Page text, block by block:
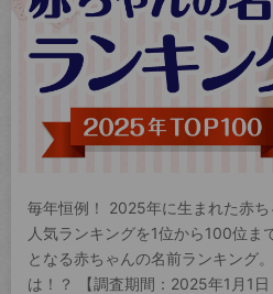
毎年恒例！ 2025年に生まれた赤
人気ランキングを1位から100位ま
となる赤ちゃんの名前ランキング
は！？ 【調査期間：2025年1月1